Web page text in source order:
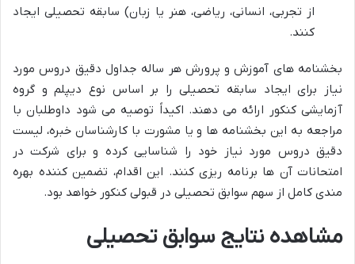
از تجربی، انسانی، ریاضی، هنر یا زبان) سابقه تحصیلی ایجاد
کنند.
بخشنامه های آموزش و پرورش هر ساله جداول دقیق دروس مورد
نیاز برای ایجاد سابقه تحصیلی را بر اساس نوع دیپلم و گروه
آزمایشی کنکور ارائه می دهند. اکیداً توصیه می شود داوطلبان با
مراجعه به این بخشنامه ها و یا مشورت با کارشناسان خبره، لیست
دقیق دروس مورد نیاز خود را شناسایی کرده و برای شرکت در
امتحانات آن ها برنامه ریزی کنند. این اقدام، تضمین کننده بهره
مندی کامل از سهم سوابق تحصیلی در قبولی کنکور خواهد بود.
مشاهده نتایج سوابق تحصیلی